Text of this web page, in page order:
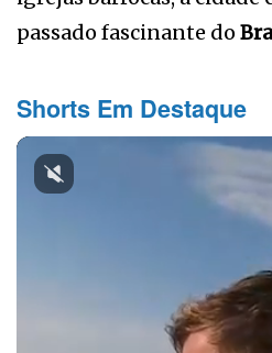
passado fascinante do
Shorts Em Destaque